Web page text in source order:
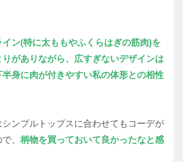
ン(特に太ももやふくらはぎの筋肉)を
がありながら、広すぎないデザインは
半身に肉が付きやすい私の体形との相性
ンプルトップスに合わせてもコーデが
、 柄物を買っておいて良かったなと感